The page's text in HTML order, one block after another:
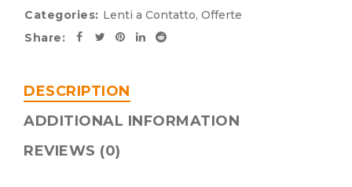
Categories: Lenti a Contatto, Offerte
Share:
DESCRIPTION
ADDITIONAL INFORMATION
REVIEWS (0)